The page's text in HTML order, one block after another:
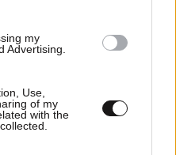
my
Advertising.
Use,
of my
with the